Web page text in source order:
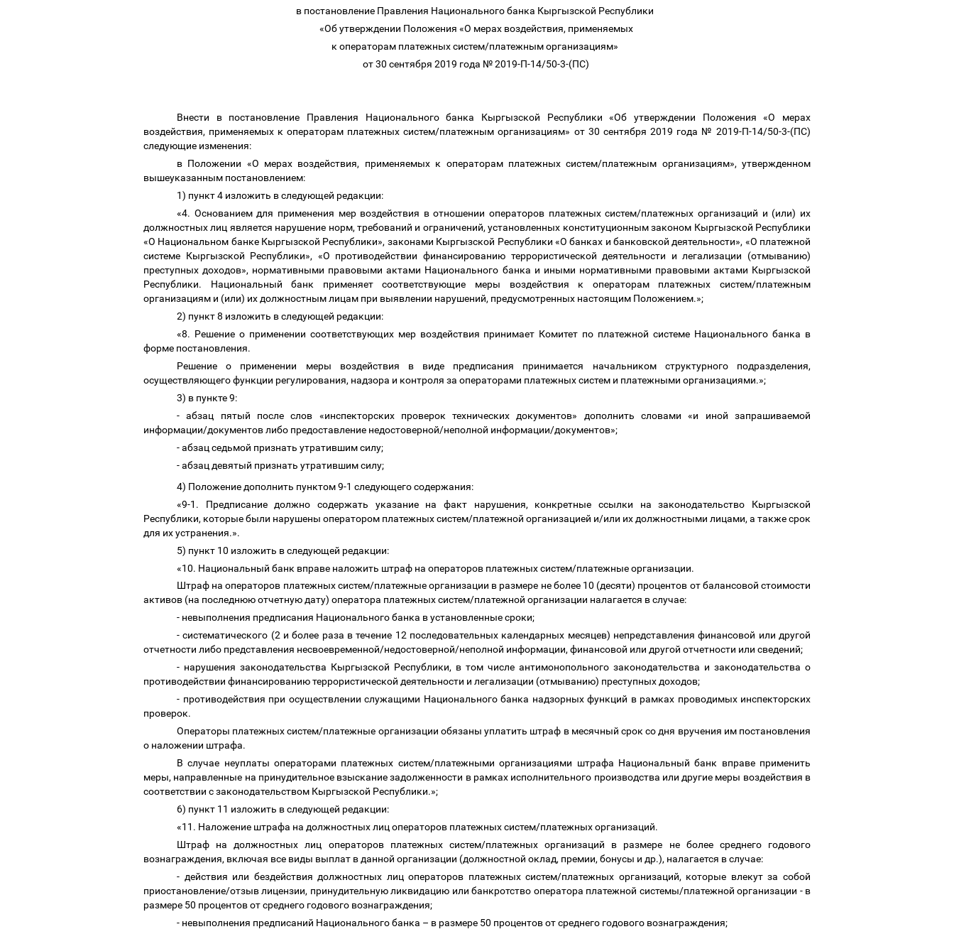
в постановление Правления Национального банка Кыргызской Республики
«Об утверждении Положения «О мерах воздействия, применяемых
к операторам платежных систем/платежным организациям»
от 30 сентября 2019 года № 2019-П-14/50-3-(ПС)
Внести в постановление Правления Национального банка Кыргызской Республики «Об утверждении Положения «О мерах
воздействия, применяемых к операторам платежных систем/платежным организациям» от 30 сентября 2019 года № 2019-П-14/50-3-(ПС)
следующие изменения:
в Положении «О мерах воздействия, применяемых к операторам платежных систем/платежным организациям», утвержденном
вышеуказанным постановлением:
1) пункт 4 изложить в следующей редакции:
«4. Основанием для применения мер воздействия в отношении операторов платежных систем/платежных организаций и (или) их
должностных лиц является нарушение норм, требований и ограничений, установленных конституционным законом Кыргызской Республики
«О Национальном банке Кыргызской Республики», законами Кыргызской Республики «О банках и банковской деятельности», «О платежной
системе Кыргызской Республики», «О противодействии финансированию террористической деятельности и легализации (отмыванию)
преступных доходов», нормативными правовыми актами Национального банка и иными нормативными правовыми актами Кыргызской
Республики. Национальный банк применяет соответствующие меры воздействия к операторам платежных систем/платежным
организациям и (или) их должностным лицам при выявлении нарушений, предусмотренных настоящим Положением.»;
2) пункт 8 изложить в следующей редакции:
«8. Решение о применении соответствующих мер воздействия принимает Комитет по платежной системе Национального банка в
форме постановления.
Решение о применении меры воздействия в виде предписания принимается начальником структурного подразделения,
осуществляющего функции регулирования, надзора и контроля за операторами платежных систем и платежными организациями.»;
3) в пункте 9:
- абзац пятый после слов «инспекторских проверок технических документов» дополнить словами «и иной запрашиваемой
информации/документов либо предоставление недостоверной/неполной информации/документов»;
- абзац седьмой признать утратившим силу;
- абзац девятый признать утратившим силу;
4) Положение дополнить пунктом 9-1 следующего содержания:
«9-1. Предписание должно содержать указание на факт нарушения, конкретные ссылки на законодательство Кыргызской
Республики, которые были нарушены оператором платежных систем/платежной организацией и/или их должностными лицами, а также срок
для их устранения.».
5) пункт 10 изложить в следующей редакции:
«10. Национальный банк вправе наложить штраф на операторов платежных систем/платежные организации.
Штраф на операторов платежных систем/платежные организации в размере не более 10 (десяти) процентов от балансовой стоимости
активов (на последнюю отчетную дату) оператора платежных систем/платежной организации налагается в случае:
- невыполнения предписания Национального банка в установленные сроки;
- систематического (2 и более раза в течение 12 последовательных календарных месяцев) непредставления финансовой или другой
отчетности либо представления несвоевременной/недостоверной/неполной информации, финансовой или другой отчетности или сведений;
- нарушения законодательства Кыргызской Республики, в том числе антимонопольного законодательства и законодательства о
противодействии финансированию террористической деятельности и легализации (отмыванию) преступных доходов;
- противодействия при осуществлении служащими Национального банка надзорных функций в рамках проводимых инспекторских
проверок.
Операторы платежных систем/платежные организации обязаны уплатить штраф в месячный срок со дня вручения им постановления
о наложении штрафа.
В случае неуплаты операторами платежных систем/платежными организациями штрафа Национальный банк вправе применить
меры, направленные на принудительное взыскание задолженности в рамках исполнительного производства или другие меры воздействия в
соответствии с законодательством Кыргызской Республики.»;
6) пункт 11 изложить в следующей редакции:
«11. Наложение штрафа на должностных лиц операторов платежных систем/платежных организаций.
Штраф на должностных лиц операторов платежных систем/платежных организаций в размере не более среднего годового
вознаграждения, включая все виды выплат в данной организации (должностной оклад, премии, бонусы и др.), налагается в случае:
- действия или бездействия должностных лиц операторов платежных систем/платежных организаций, которые влекут за собой
приостановление/отзыв лицензии, принудительную ликвидацию или банкротство оператора платежной системы/платежной организации - в
размере 50 процентов от среднего годового вознаграждения;
- невыполнения предписаний Национального банка – в размере 50 процентов от среднего годового вознаграждения;